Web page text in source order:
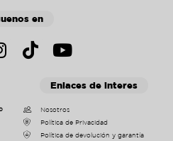
en
Enlaces de interes
Nosotros
Política de Privacidad
Política de devolución y garantía